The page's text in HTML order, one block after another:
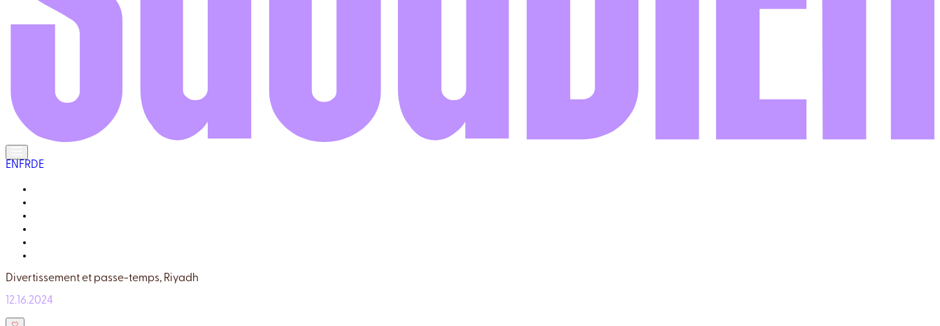
EN FRDE
Divertissement et passe-temps, Riyadh
12.16.2024